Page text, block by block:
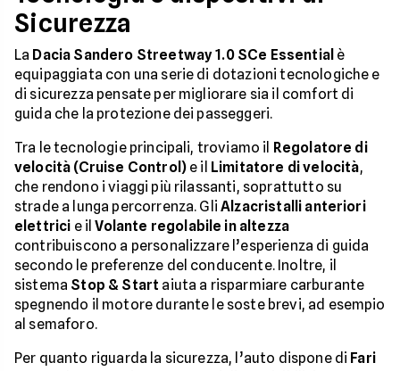
Sicurezza
La Dacia Sandero Streetway 1.0 SCe Essential è
equipaggiata con una serie di dotazioni tecnologiche e
di sicurezza pensate per migliorare sia il comfort di
guida che la protezione dei passeggeri.
Tra le tecnologie principali, troviamo il
Regolatore di
velocità (Cruise Control) e il Limitatore di velocità,
che rendono i viaggi più rilassanti, soprattutto su
strade a lunga percorrenza. GliAlzacristalli anteriori
elettrici e ilVolante regolabile in altezza
contribuiscono a personalizzare l’esperienza di guida
secondo le preferenze del conducente. Inoltre, il
sistema Stop & Start aiuta a risparmiare carburante
spegnendo il motore durante le soste brevi, ad esempio
al semaforo.
Per quanto riguarda la sicurezza, l’auto dispone di Fari